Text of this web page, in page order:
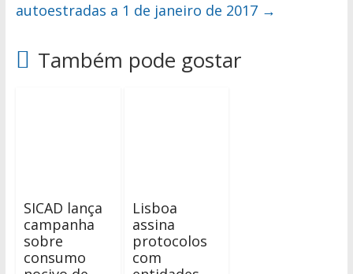
autoestradas a 1 de janeiro de 2017 →
Também pode gostar
SICAD lança
campanha
sobre
consumo
Lisboa
assina
protocolos
com